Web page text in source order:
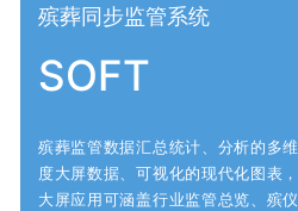
殡葬同步监管系统
SOFT
殡葬监管数据汇总统计、分析的多维
度大屏数据、可视化的现代化图表，
大屏应用可涵盖行业监管总览、殡仪